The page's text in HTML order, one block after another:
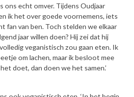
ons echt omver. Tijdens Oudjaar
ik het over goede voornemens, iets
fan van ben. Toch stelden we elkaar
jaar willen doen? Hij zei dat hij
veganistisch zou gaan eten. Ik
om lachen, maar ik besloot mee
doet, dan doen we het samen.’